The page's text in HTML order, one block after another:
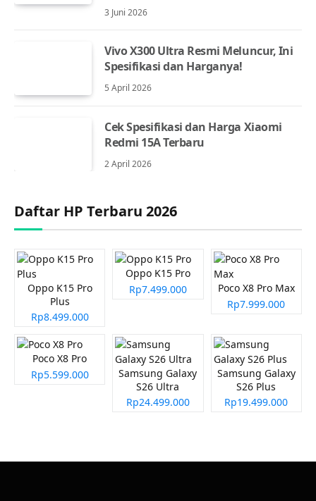
3 Juni 2026
Vivo X300 Ultra Resmi Meluncur, Ini
Spesifikasi dan Harganya!
5 April 2026
Cek Spesifikasi dan Harga Xiaomi
Redmi 15A Terbaru
2 April 2026
Daftar HP Terbaru 2026
Oppo K15 Pro
Plus
Rp8.499.000
Oppo K15 Pro
Rp7.499.000
Poco X8 Pro Max
Rp7.999.000
Poco X8 Pro
Rp5.599.000
Samsung Galaxy
S26 Ultra
Rp24.499.000
Samsung Galaxy
S26 Plus
Rp19.499.000